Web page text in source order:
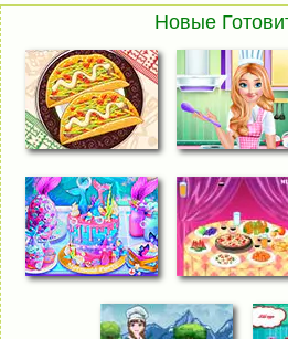
Новые